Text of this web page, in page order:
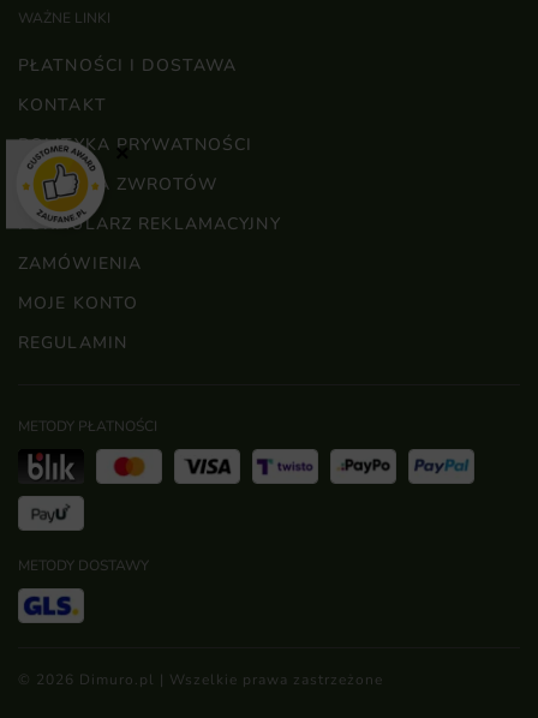
WAŻNE LINKI
PŁATNOŚCI I DOSTAWA
KONTAKT
POLITYKA PRYWATNOŚCI
POLITYKA ZWROTÓW
FORMULARZ REKLAMACYJNY
ZAMÓWIENIA
MOJE KONTO
REGULAMIN
METODY PŁATNOŚCI
METODY DOSTAWY
© 2026 Dimuro.pl | Wszelkie prawa zastrzeżone
×